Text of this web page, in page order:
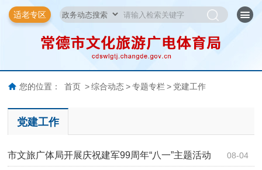
适老专区
您的位置： 首页 > 综合动态 > 专题专栏 > 党建工作
党建工作
08-04
市文旅广体局开展庆祝建军99周年“八一”主题活动